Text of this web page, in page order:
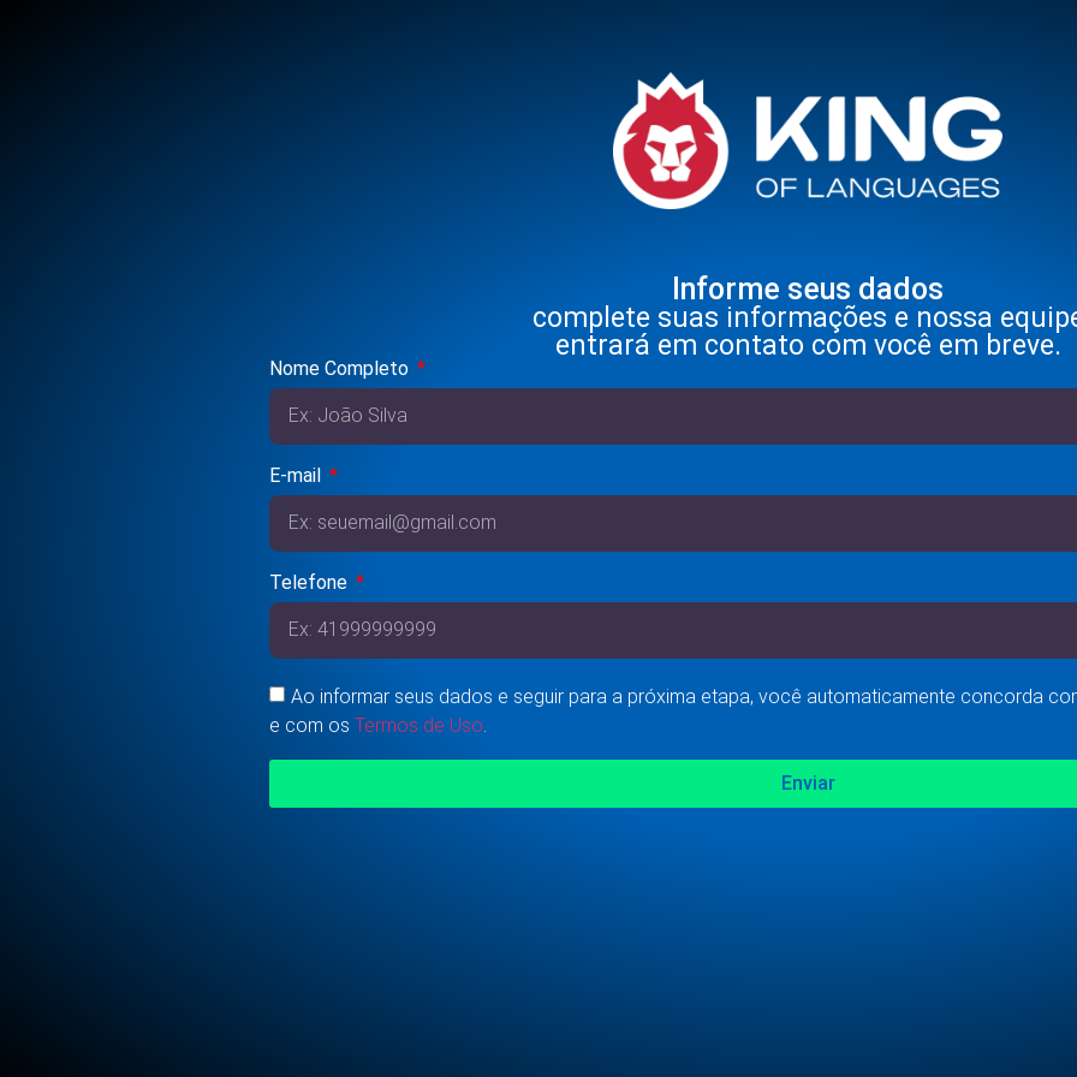
Informe seus dados
complete suas informações e nossa
entrará em contato com você em breve.
Nome Completo
E-mail
Telefone
Ao informar seus dados e seguir para a próxima etapa, você automaticamente concorda
e com os Termos de Uso
Enviar